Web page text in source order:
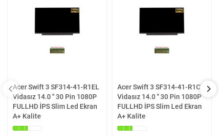
Acer Swift 3 SF314-41-R1EL
Vidasız 14.0 '' 30 Pin 1080P
FULLHD İPS Slim Led Ekran
A+ Kalite
Acer Swift 3 SF314-41-R1CY
Vidasız 14.0 '' 30 Pin 1080P
FULLHD İPS Slim Led Ekran
A+ Kalite